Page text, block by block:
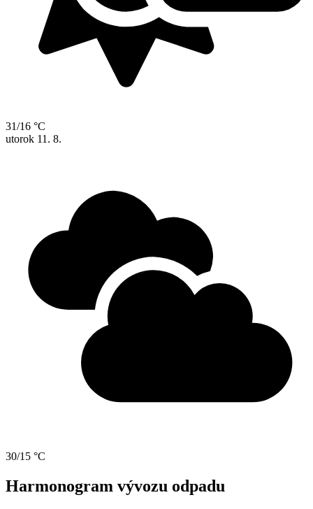
31/16 °C
utorok 11. 8.
30/15 °C
Harmonogram vývozu odpadu